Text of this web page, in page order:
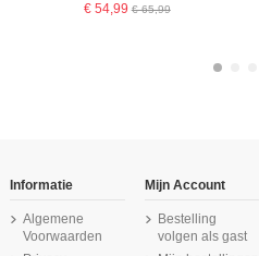
€ 54,99€ 65,99
Informatie
Algemene
Voorwaarden
Mijn Account
Bestelling
volgen als gast